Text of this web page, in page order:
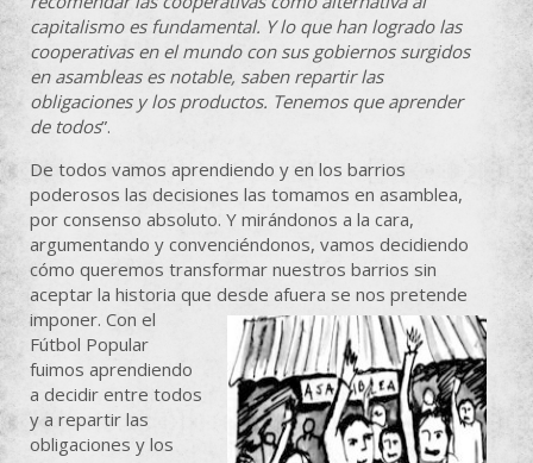
capitalismo es fundamental. Y lo que han logrado las
cooperativas en el mundo con sus gobiernos surgidos
en asambleas es notable, saben repartir las
obligaciones y los productos. Tenemos que aprender
de todos”.
De todos vamos aprendiendo y en los barrios
poderosos las decisiones las tomamos en asamblea,
por consenso absoluto. Y mirándonos a la cara,
argumentando y convenciéndonos, vamos decidiendo
cómo queremos transformar nuestros barrios sin
aceptar la historia que desde afuera se nos pretende
imponer. Con el
Fútbol Popular
fuimos aprendiendo
a decidir entre todos
y a repartir las
obligaciones y los